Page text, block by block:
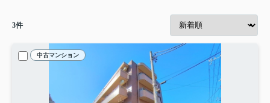
3件
中古マンション